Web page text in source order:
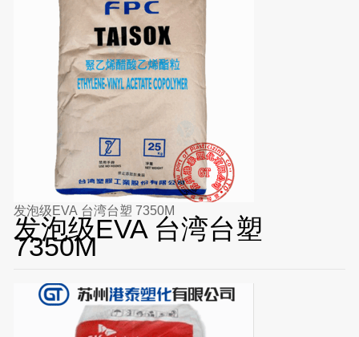
发泡级EVA 台湾台塑 7350M
发泡级EVA 台湾台塑
7350M